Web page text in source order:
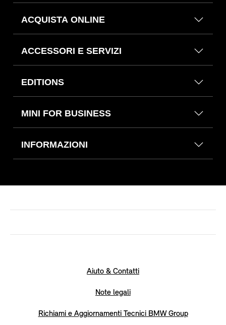
ACQUISTA ONLINE
ACCESSORI E SERVIZI
EDITIONS
MINI FOR BUSINESS
INFORMAZIONI
Aiuto & Contatti
Note legali
Richiami e Aggiornamenti Tecnici BMW Group